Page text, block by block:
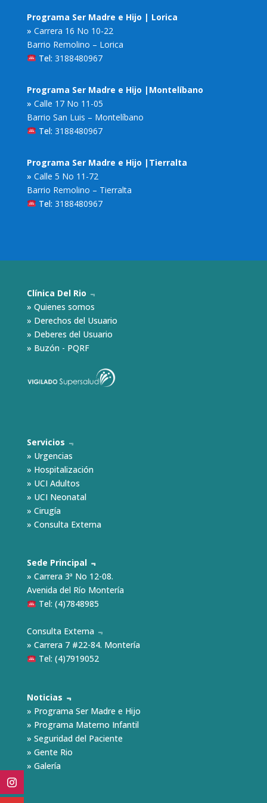
Programa Ser Madre e Hijo | Lorica
» Carrera 16 No 10-22
Barrio Remolino – Lorica
Tel: 3188480967
Programa Ser Madre e Hijo |Montelíbano
» Calle 17 No 11-05
Barrio San Luis – Montelíbano
Tel: 3188480967
Programa Ser Madre e Hijo |Tierralta
» Calle 5 No 11-72
Barrio Remolino – Tierralta
Tel: 3188480967
Clínica Del Rio ﹃
» Quienes somos
» Derechos del Usuario
» Deberes del Usuario
» Buzón - PQRF
Servicios ﹃
» Urgencias
» Hospitalización
» UCI Adultos
» UCI Neonatal
» Cirugía
» Consulta Externa
Sede Principal ﹃
» Carrera 3ª No 12-08.
Avenida del Río Montería
Tel: (4)7848985
Consulta Externa ﹃
» Carrera 7 #22-84. Montería
Tel: (4)7919052
Noticias ﹃
» Programa Ser Madre e Hijo
» Programa Materno Infantil
» Seguridad del Paciente
» Gente Rio
» Galería